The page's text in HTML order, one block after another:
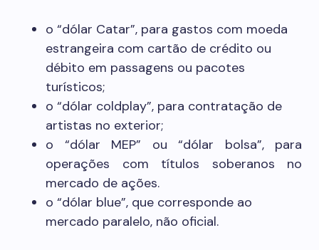
o “dólar Catar”, para gastos com moeda
estrangeira com cartão de crédito ou
débito em passagens ou pacotes
turísticos;
o “dólar coldplay”, para contratação de
artistas no exterior;
o “dólar MEP” ou “dólar bolsa”, para
operações com títulos soberanos no
mercado de ações.
o “dólar blue”, que corresponde ao
mercado paralelo, não oficial.